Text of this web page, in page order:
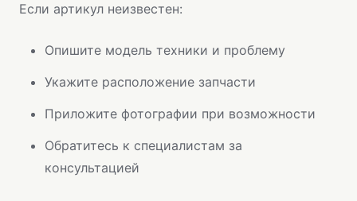
Если артикул неизвестен:
Опишите модель техники и проблему
Укажите расположение запчасти
Приложите фотографии при возможности
Обратитесь к специалистам за
консультацией